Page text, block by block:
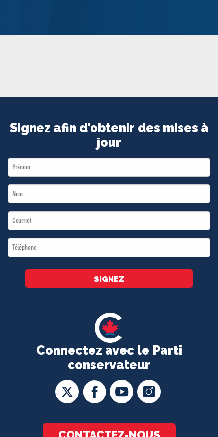
Connectez avec le Parti
conservateur
Signez afin d'obtenir des mises à
jour
First
Name
Last
Name
Email
*
Téléphone
*
SIGNEZ